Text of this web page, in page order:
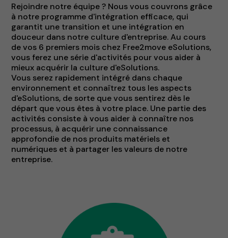
Rejoindre notre équipe ? Nous vous couvrons grâce
à notre programme d'intégration efficace, qui
garantit une transition et une intégration en
douceur dans notre culture d'entreprise. Au cours
de vos 6 premiers mois chez Free2move eSolutions,
vous ferez une série d'activités pour vous aider à
mieux acquérir la culture d'eSolutions.
Vous serez rapidement intégré dans chaque
environnement et connaîtrez tous les aspects
d'eSolutions, de sorte que vous sentirez dès le
départ que vous êtes à votre place. Une partie des
activités consiste à vous aider à connaître nos
processus, à acquérir une connaissance
approfondie de nos produits matériels et
numériques et à partager les valeurs de notre
entreprise.